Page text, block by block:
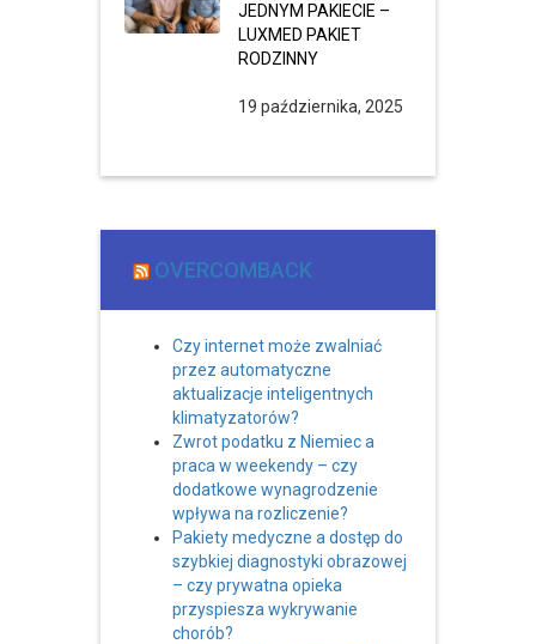
JEDNYM PAKIECIE –
LUXMED PAKIET
RODZINNY
19 października, 2025
OVERCOMBACK
Czy internet może zwalniać
przez automatyczne
aktualizacje inteligentnych
klimatyzatorów?
Zwrot podatku z Niemiec a
praca w weekendy – czy
dodatkowe wynagrodzenie
wpływa na rozliczenie?
Pakiety medyczne a dostęp do
szybkiej diagnostyki obrazowej
– czy prywatna opieka
przyspiesza wykrywanie
chorób?